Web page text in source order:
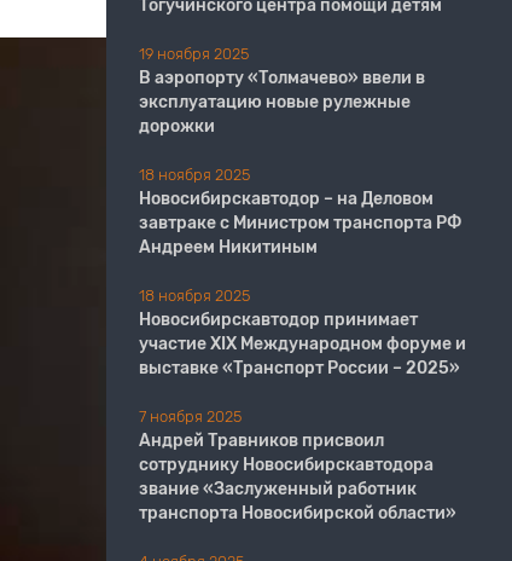
Тогучинского центра помощи детям
19 ноября 2025
В аэропорту «Толмачево» ввели в
эксплуатацию новые рулежные
дорожки
18 ноября 2025
Новосибирскавтодор – на Деловом
завтраке с Министром транспорта РФ
Андреем Никитиным
18 ноября 2025
Новосибирскавтодор принимает
участие XIX Международном форуме и
выставке «Транспорт России – 2025»
7 ноября 2025
Андрей Травников присвоил
сотруднику Новосибирскавтодора
звание «Заслуженный работник
транспорта Новосибирской области»